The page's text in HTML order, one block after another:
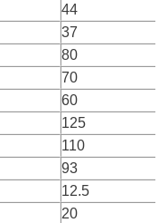
44
37
80
70
60
125
110
93
12.5
20